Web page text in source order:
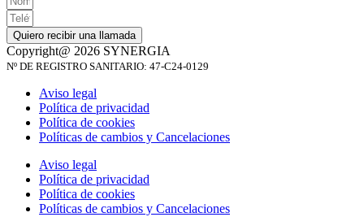
Quiero recibir una llamada
Copyright@ 2026 SYNERGIA
Nº DE REGISTRO SANITARIO: 47-C24-0129
Aviso legal
Política de privacidad
Política de cookies
Políticas de cambios y Cancelaciones
Aviso legal
Política de privacidad
Política de cookies
Políticas de cambios y Cancelaciones